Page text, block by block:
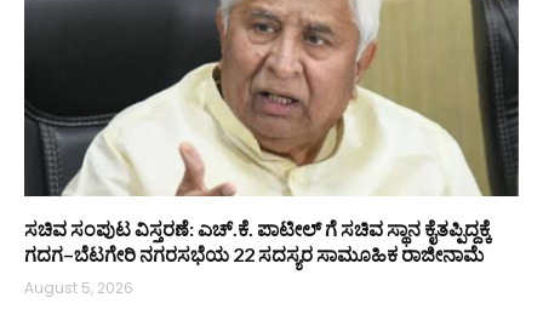
ಸಚಿವ ಸಂಪುಟ ವಿಸ್ತರಣೆ: ಎಚ್.ಕೆ. ಪಾಟೀಲ್ ಗೆ ಸಚಿವ ಸ್ಥಾನ ಕೈತಪ್ಪಿದ್ದಕ್ಕೆ
ಗದಗ–ಬೆಟಗೇರಿ ನಗರಸಭೆಯ 22 ಸದಸ್ಯರ ಸಾಮೂಹಿಕ ರಾಜೀನಾಮೆ
August 5, 2026